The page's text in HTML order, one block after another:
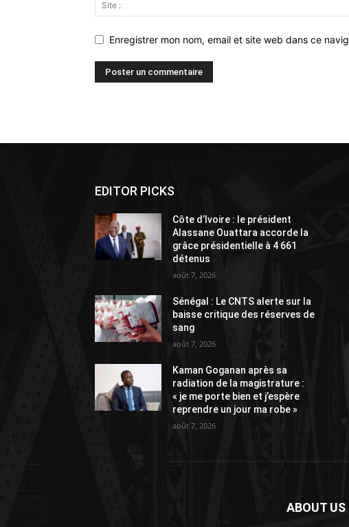
Enregistrer mon nom, email et site web dans ce
EDITOR PICKS
Côte d’Ivoire : le président
Alassane Ouattara accorde la
grâce présidentielle à 4 661
détenus
août 7, 2026
Sénégal : Le CNTS alerte sur la
baisse critique des réserves de
sang
août 7, 2026
Kaman Goganan après sa
radiation de la magistrature :
« je me porte bien et j’espère
reprendre un jour ma robe »
août 7, 2026
ABOUT US